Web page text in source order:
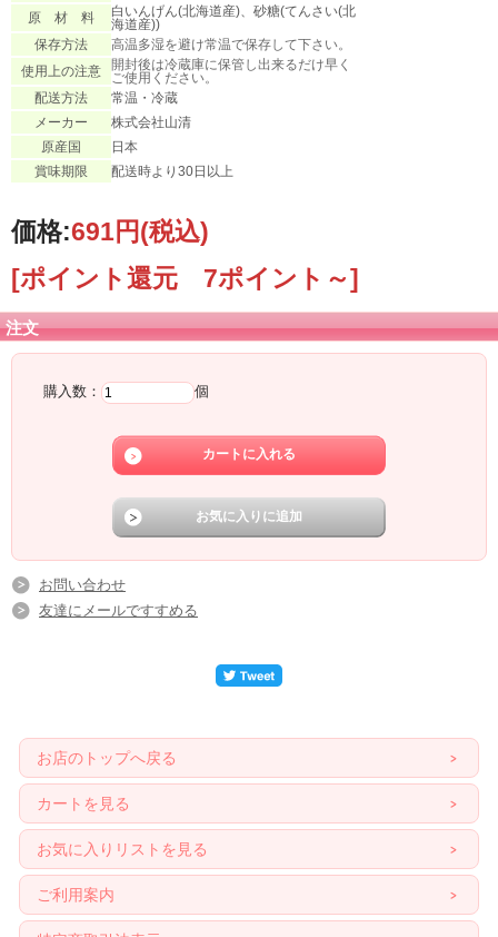
原 材 料
白いんげん(北海道産)、砂糖(てんさい(北
海道産))
保存方法
高温多湿を避け常温で保存して下さい。
使用上の注意
開封後は冷蔵庫に保管し出来るだけ早く
ご使用ください。
配送方法
常温・冷蔵
メーカー
株式会社山清
原産国
日本
賞味期限
配送時より30日以上
価格:691円(税込)
[ポイント還元 7ポイント～]
注文
購入数： 個
お問い合わせ
友達にメールですすめる
お店のトップへ戻る
カートを見る
お気に入りリストを見る
ご利用案内